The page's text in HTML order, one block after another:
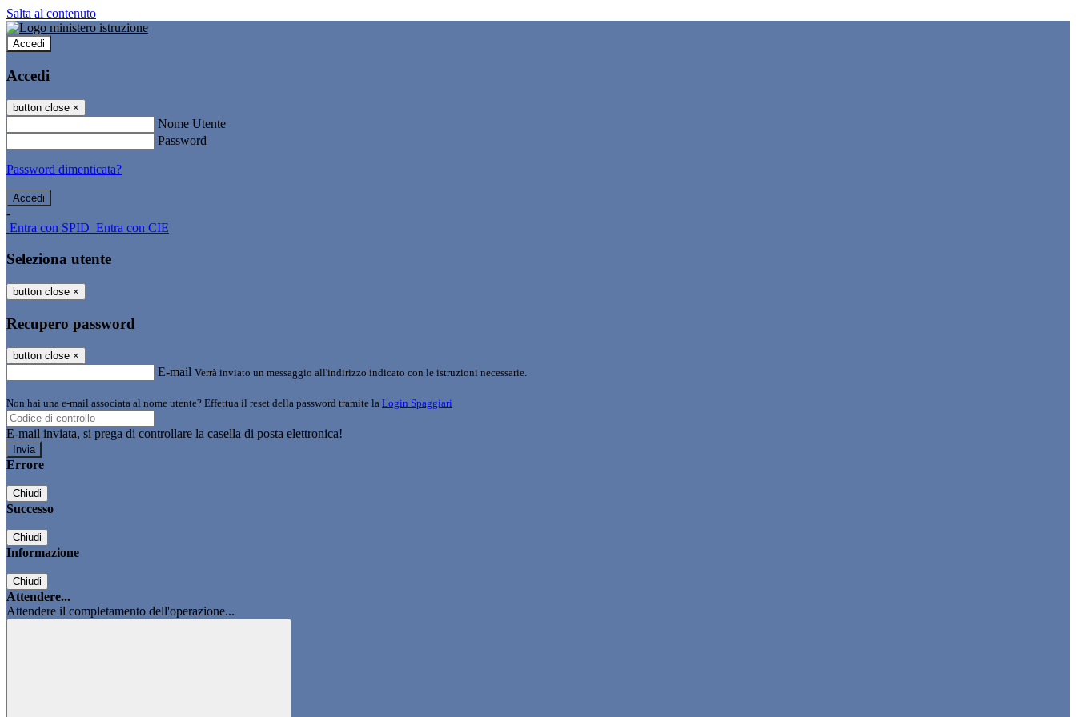
Salta al contenuto
Accedi
Accedi
button close ×
Nome Utente
Password
Password dimenticata?
-
Entra con SPID Entra con CIE
Seleziona utente
button close ×
Recupero password
button close ×
E-mail Verrà inviato un messaggio all'indirizzo indicato con le istruzioni necessarie.
Non hai una e-mail associata al nome utente? Effettua il reset della password tramite la Login Spaggiari
E-mail inviata, si prega di controllare la casella di posta elettronica!
Errore
Chiudi
Successo
Chiudi
Informazione
Chiudi
Attendere...
Attendere il completamento dell'operazione...